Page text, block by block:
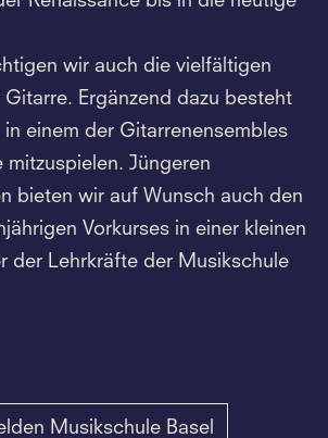
wir auch die vielfältigen
Ergänzend dazu besteht
einem der Gitarrenensembles
mitzuspielen. Jüngeren
bieten wir auf Wunsch auch den
Vorkurses in einer kleinen
der Lehrkräfte der Musikschule
Musikschule Basel